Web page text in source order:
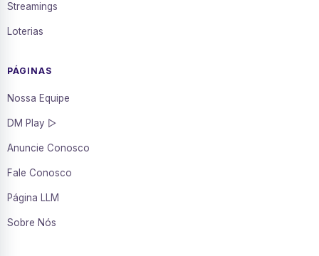
Streamings
Loterias
PÁGINAS
Nossa Equipe
DM Play ▷
Anuncie Conosco
Fale Conosco
Página LLM
Sobre Nós